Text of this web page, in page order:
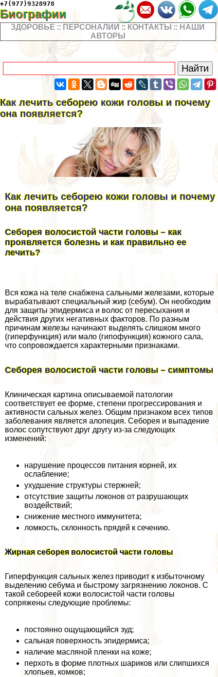
+7(977)9328978
Биографии
ЗДОРОВЬЕ :: ПЕРСОНАЛИИ :: КОНТАКТЫ :: НАШИ
АВТОРЫ
Как лечить себорею кожи головы и почему
она появляется?
Как лечить себорею кожи головы и почему
она появляется?
Себорея волосистой части головы – как
проявляется болезнь и как правильно ее
лечить?
Вся кожа на теле снабжена сальными железами, которые
выpaбатывают специальный жир (себум). Он необходим
для защиты эпидермиса и волос от пересыхания и
действия других негативных факторов. По разным
причинам железы начинают выделять слишком много
(гиперфункция) или мало (гипофункция) кожного сала,
что сопровождается хаpaктерными признаками.
Себорея волосистой части головы – симптомы
Клиническая картина описываемой патологии
соответствует ее форме, степени прогрессирования и
активности сальных желез. Общим признаком всех типов
заболевания является алопеция. Себорея и выпадение
волос сопутствуют друг другу из-за следующих
изменений:
нарушение процессов питания корней, их
ослабление;
ухудшение структуры стержней;
отсутствие защиты локонов от разрушающих
воздействий;
снижение местного иммунитета;
ломкость, склонность прядей к сечению.
Жирная себорея волосистой части головы
Гиперфункция сальных желез приводит к избыточному
выделению себума и быстрому загрязнению локонов. С
такой себореей кожи волосистой части головы
сопряжены следующие проблемы:
постоянно ощущающийся зуд;
сальная поверхность эпидермиса;
наличие масляной пленки на коже;
перхоть в форме плотных шариков или слипшихся
хлопьев, комков;